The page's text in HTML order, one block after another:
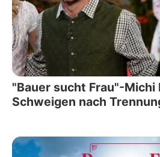
"Bauer sucht Frau"-Michi
Schweigen nach